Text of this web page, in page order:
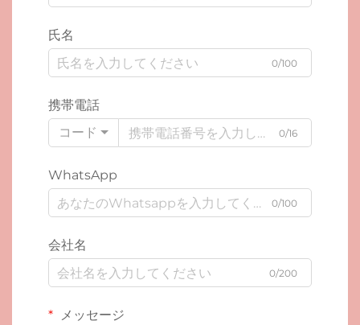
氏名
0/100
携帯電話
コード
0/16
WhatsApp
0/100
会社名
0/200
メッセージ